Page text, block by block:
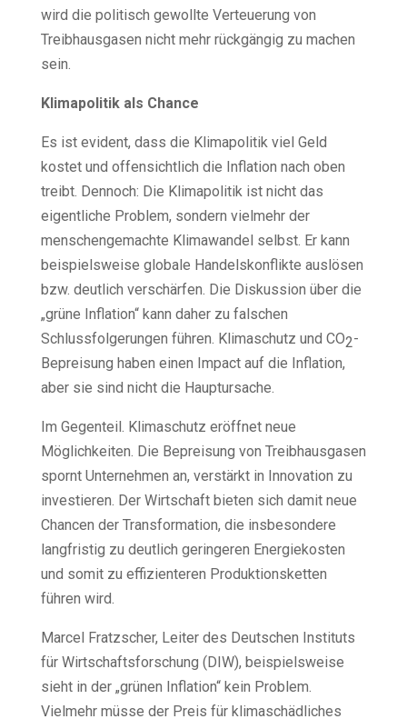
wird die politisch gewollte Verteuerung von
Treibhausgasen nicht mehr rückgängig zu machen
sein.
Klimapolitik als Chance
Es ist evident, dass die Klimapolitik viel Geld
kostet und offensichtlich die Inflation nach oben
treibt. Dennoch: Die Klimapolitik ist nicht das
eigentliche Problem, sondern vielmehr der
menschengemachte Klimawandel selbst. Er kann
beispielsweise globale Handelskonflikte auslösen
bzw. deutlich verschärfen. Die Diskussion über die
„grüne Inflation“ kann daher zu falschen
Schlussfolgerungen führen. Klimaschutz und CO2-
Bepreisung haben einen Impact auf die Inflation,
aber sie sind nicht die Hauptursache.
Im Gegenteil. Klimaschutz eröffnet neue
Möglichkeiten. Die Bepreisung von Treibhausgasen
spornt Unternehmen an, verstärkt in Innovation zu
investieren. Der Wirtschaft bieten sich damit neue
Chancen der Transformation, die insbesondere
langfristig zu deutlich geringeren Energiekosten
und somit zu effizienteren Produktionsketten
führen wird.
Marcel Fratzscher, Leiter des Deutschen Instituts
für Wirtschaftsforschung (DIW), beispielsweise
sieht in der „grünen Inflation“ kein Problem.
Vielmehr müsse der Preis für klimaschädliches